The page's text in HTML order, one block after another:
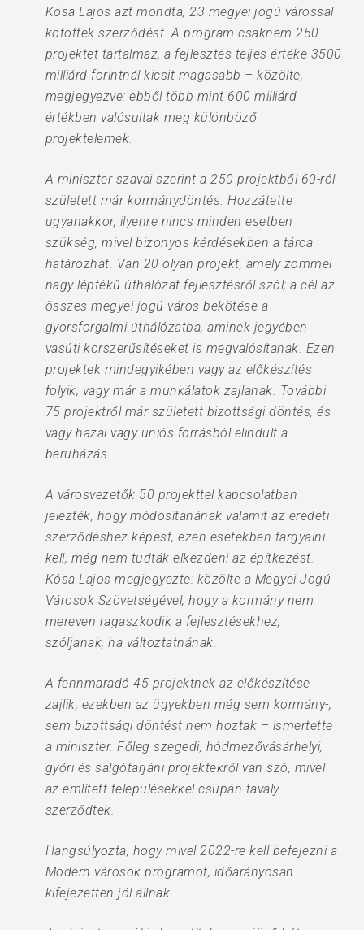
Kósa Lajos azt mondta, 23 megyei jogú várossal
kötöttek szerződést. A program csaknem 250
projektet tartalmaz, a fejlesztés teljes értéke 3500
milliárd forintnál kicsit magasabb – közölte,
megjegyezve: ebből több mint 600 milliárd
értékben valósultak meg különböző
projektelemek.
A miniszter szavai szerint a 250 projektből 60-ról
született már kormánydöntés. Hozzátette
ugyanakkor, ilyenre nincs minden esetben
szükség, mivel bizonyos kérdésekben a tárca
határozhat. Van 20 olyan projekt, amely zömmel
nagy léptékű úthálózat-fejlesztésről szól; a cél az
összes megyei jogú város bekötése a
gyorsforgalmi úthálózatba, aminek jegyében
vasúti korszerűsítéseket is megvalósítanak. Ezen
projektek mindegyikében vagy az előkészítés
folyik, vagy már a munkálatok zajlanak. További
75 projektről már született bizottsági döntés, és
vagy hazai vagy uniós forrásból elindult a
beruházás.
A városvezetők 50 projekttel kapcsolatban
jelezték, hogy módosítanának valamit az eredeti
szerződéshez képest, ezen esetekben tárgyalni
kell, még nem tudták elkezdeni az építkezést.
Kósa Lajos megjegyezte: közölte a Megyei Jogú
Városok Szövetségével, hogy a kormány nem
mereven ragaszkodik a fejlesztésekhez,
szóljanak, ha változtatnának.
A fennmaradó 45 projektnek az előkészítése
zajlik, ezekben az ügyekben még sem kormány-,
sem bizottsági döntést nem hoztak – ismertette
a miniszter. Főleg szegedi, hódmezővásárhelyi,
győri és salgótarjáni projektekről van szó, mivel
az említett településekkel csupán tavaly
szerződtek.
Hangsúlyozta, hogy mivel 2022-re kell befejezni a
Modern városok programot, időarányosan
kifejezetten jól állnak.